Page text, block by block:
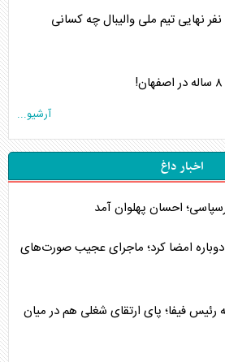
پیاتزا وارد تهران شد؛ ۱۴ نفر نهایی تیم ملی والیبال چه کسانی
آرشیو...
اخبار داغ
احسان پهلوان آمد
امضا کرد؛ ماجرای عجیب صورت‌های
رئیس فیفا؛ پای ارتقای شغلی هم در میان